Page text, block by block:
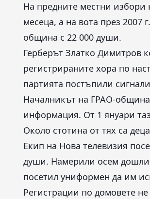
На предните местни избори
месеца, а на вота през 2007
община с 22 000 души.
Герберът Златко Димитров
регистрираните хора по
партията постъпили
Началникът на ГРАО-община
информация. От 1 януари
Около стотина от тях са
Екип на Нова телевизия
души. Намерили осем дошли
посетил униформен да им
Регистрации по домовете